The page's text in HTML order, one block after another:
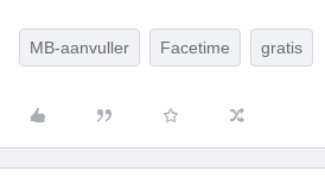
MB-aanvuller Facetime gratis